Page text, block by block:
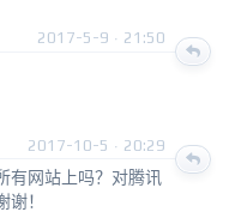
2017-5-9 · 21:50
2017-10-5 · 20:29
有网站上吗？对腾讯
！